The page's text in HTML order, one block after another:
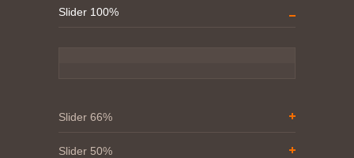
Slider 100%
Slider 66%
Slider 50%